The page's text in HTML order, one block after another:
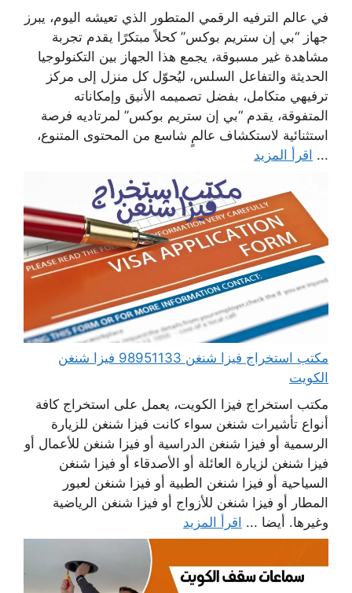
في عالم الترفيه الرقمي المتطور الذي تعيشه اليوم، يبرز
جهاز “بي إن ستريم بوكس” كحلاً مبتكرًا يقدم تجربة
مشاهدة غير مسبوقة، يجمع هذا الجهاز بين التكنولوجيا
الحديثة والتفاعل السلس، ليُحوّل كل منزل إلى مركز
ترفيهي متكامل، بفضل تصميمه الأنيق وإمكاناته
المتفوقة، يقدم “بي إن ستريم بوكس” لمرتاديه فرصة
استثنائية لاستكشاف عالمٍ شاسع من المحتوى المتنوع،
... اقرأ المزيد
مكتب استخراج فيزا شنغن 98951133 فيزا شنغن
الكويت
مكتب استخراج فيزا الكويت، يعمل على استخراج كافة
أنواع تأشيرات شنغن سواء كانت فيزا شنغن للزيارة
الرسمية أو فيزا شنغن الدراسية أو فيزا شنغن للأعمال أو
فيزا شنغن لزيارة العائلة أو الأصدقاء أو فيزا شنغن
السياحية أو فيزا شنغن الطبية أو فيزا شنغن لعبور
المطار أو فيزا شنغن للأزواج أو فيزا شنغن الرياضية
وغيرها. أيضا ... اقرأ المزيد